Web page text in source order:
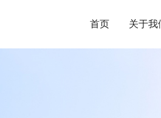
首页 关于我